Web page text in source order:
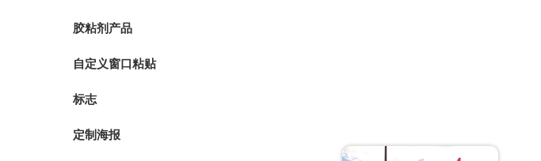
胶粘剂产品
自定义窗口粘贴
标志
定制海报